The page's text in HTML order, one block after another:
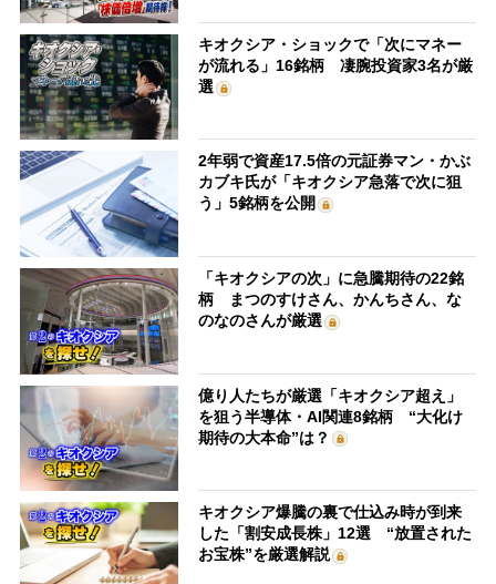
キオクシア・ショックで「次にマネー
が流れる」16銘柄 凄腕投資家3名が厳
選
2年弱で資産17.5倍の元証券マン・かぶ
カブキ氏が「キオクシア急落で次に狙
う」5銘柄を公開
「キオクシアの次」に急騰期待の22銘
柄 まつのすけさん、かんちさん、な
のなのさんが厳選
億り人たちが厳選「キオクシア超え」
を狙う半導体・AI関連8銘柄 “大化け
期待の大本命”は？
キオクシア爆騰の裏で仕込み時が到来
した「割安成長株」12選 “放置された
お宝株”を厳選解説